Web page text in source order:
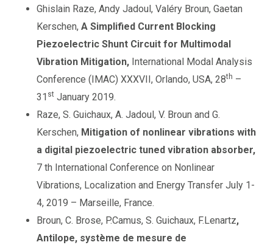
Ghislain Raze, Andy Jadoul, Valéry Broun, Gaetan
Kerschen, A Simplified Current Blocking
Piezoelectric Shunt Circuit for Multimodal
Vibration Mitigation, International Modal Analysis
Conference (IMAC) XXXVII, Orlando, USA, 28th –
31 st January 2019.
Raze, S. Guichaux, A. Jadoul, V. Broun and G.
Kerschen, Mitigation of nonlinear vibrations with
a digital piezoelectric tuned vibration absorber,
7 th International Conference on Nonlinear
Vibrations, Localization and Energy Transfer July 1-
4, 2019 – Marseille, France.
Broun, C. Brose, P.Camus, S. Guichaux, F.Lenartz,
Antilope, système de mesure de